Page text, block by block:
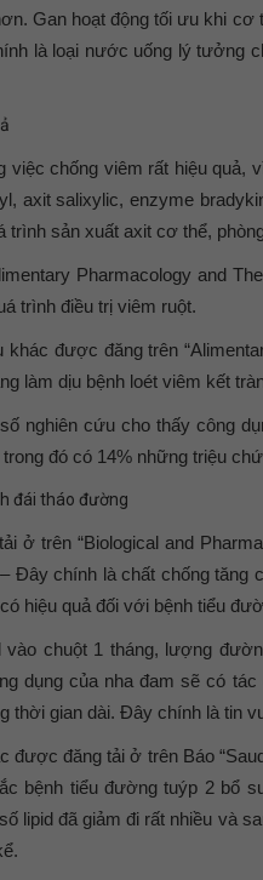
Gan hoạt động tối ưu khi
là loại nước uống lý tưởng
việc chống viêm rất hiệu
axit salixylic, enzyme
trình sản xuất axit cơ thể,
Pharmacology and
trình điều trị viêm ruột.
được đăng trên
làm dịu bệnh loét viêm kết
nghiên cứu cho thấy công
đó có 14% những triệu
đái tháo đường
ở trên “Biological and
Đây chính là chất chống
hiệu quả đối với bệnh tiểu
vào chuột 1 tháng, lượng
dụng của nha đam sẽ có
thời gian dài. Đây chính là tin
được đăng tải ở trên Báo
bệnh tiểu đường tuýp 2 bổ
lipid đã giảm đi rất nhiều và